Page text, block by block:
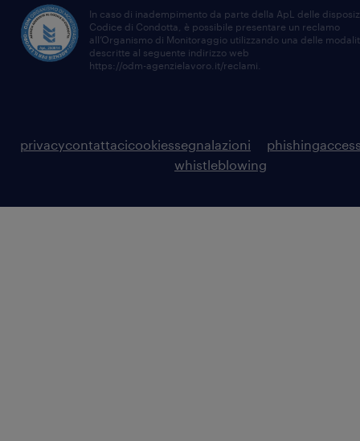
In caso di inadempimento da parte della ApL delle
Codice di Condotta, è possibile presentare un reclamo
all’Organismo di Monitoraggio utilizzando una delle
descritte al seguente indirizzo web
https://odm-agenzielavoro.it/reclami
privacycontattacicookiessegnalazioni
whistleblowing
phishing